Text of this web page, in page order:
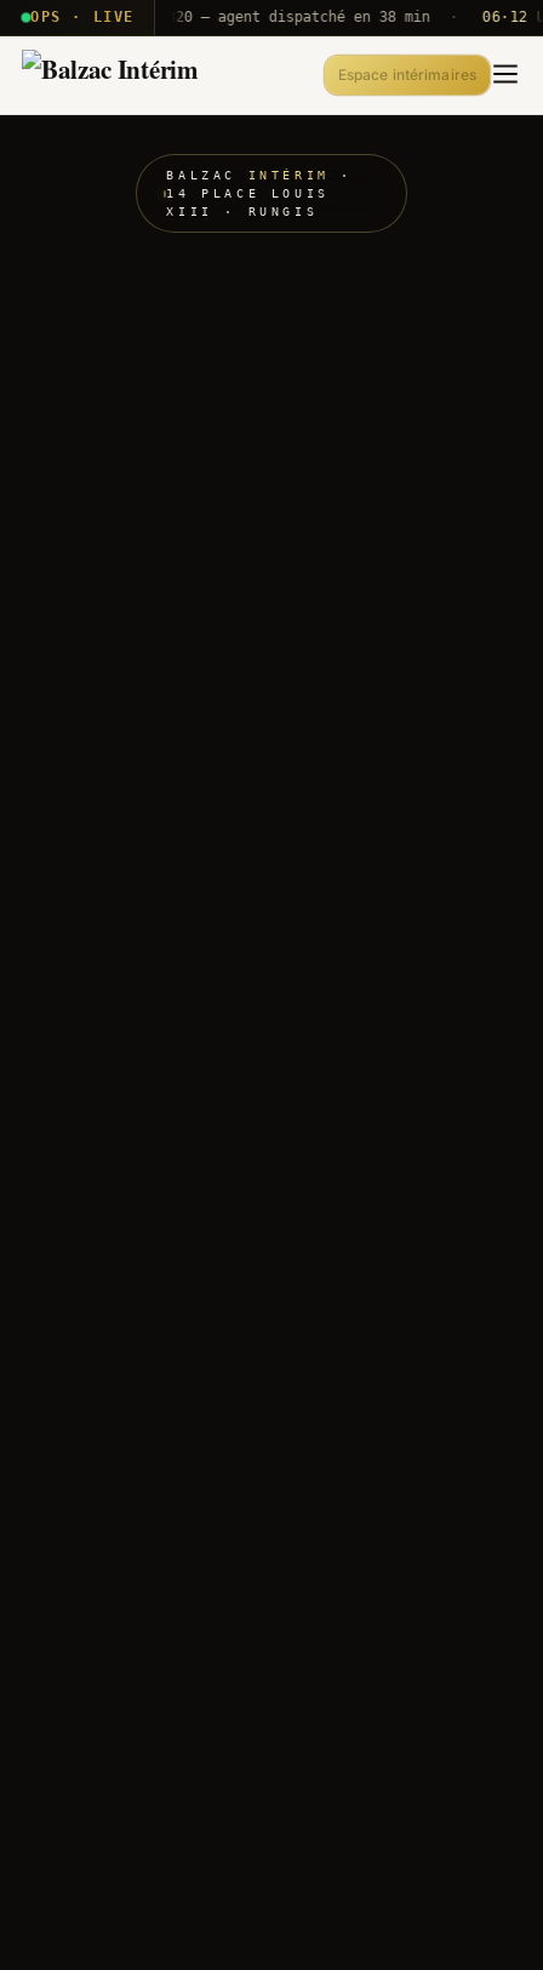
OPS · LIVE
T2E · B71 Push A320 — agent dispatché en 38 min · 06·12 UTC
Espace intérimaires
BALZAC INTÉRIM
·
14 PLACE LOUIS
XIII · RUNGIS